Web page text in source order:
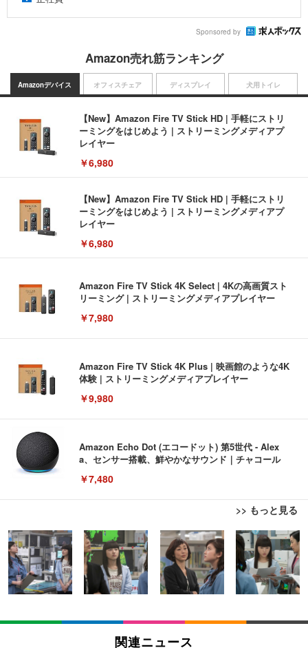
Sponsored by
Amazon売れ筋ランキング
Amazonデバイス
【New】Amazon Fire TV Stick HD | 手軽にストリ
ーミングをはじめよう | ストリーミングメディアプ
レイヤー
￥6,980
【New】Amazon Fire TV Stick HD | 手軽にストリ
ーミングをはじめよう | ストリーミングメディアプ
レイヤー
￥6,980
Amazon Fire TV Stick 4K Select | 4Kの高画質スト
リーミング | ストリーミングメディアプレイヤー
￥7,980
Amazon Fire TV Stick 4K Plus | 映画館のような4K
体験 | ストリーミングメディアプレイヤー
￥9,980
Amazon Echo Dot (エコードット) 第5世代 - Alex
a、センサー搭載、鮮やかなサウンド｜チャコール
￥7,480
>> もっと見る
オフィスチェア
[EdoErgo] オフィスチェア 椅子 テレワーク 疲れな
い 跳ね上げ式アームレスト コンパクト 約105度ロッ
キング pc 事務椅子 360度回転 座面昇降 強化ナイロ
ン樹脂ベース 通気性メッシュ 在宅ワーク H-WY01
(黒網+黒枠+黒足)
￥5,699
SIHOO B100 オフィスチェア／デスクチェア メッシ
ュチェア 人間工学 疲れない ブラック
ディスプレイ
EIZO ビジネス向けプレミアムモニター | FlexScan
EV3240X-WT | 31.5型4K UHD・USB Type-C・ホワ
イト
￥105,595
EIZO ビジネス向けプレミアムモニター | FlexScan
犬用トイレ
Amazonベーシック ペットシーツ 薄型 レギュラー 1
回使い捨て 無香料 ホワイト 300枚
￥3,373
Amazonベーシック ペットシーツ 厚型 ワイド 42枚
x2袋(84枚) ホワイト(吸収面:ライトブルー)
関連ニュース